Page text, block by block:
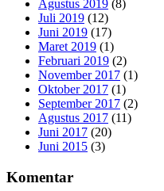
Agustus 2019 (8)
Juli 2019 (12)
Juni 2019 (17)
Maret 2019 (1)
Februari 2019 (2)
November 2017 (1)
Oktober 2017 (1)
September 2017 (2)
Agustus 2017 (11)
Juni 2017 (20)
Juni 2015 (3)
Komentar